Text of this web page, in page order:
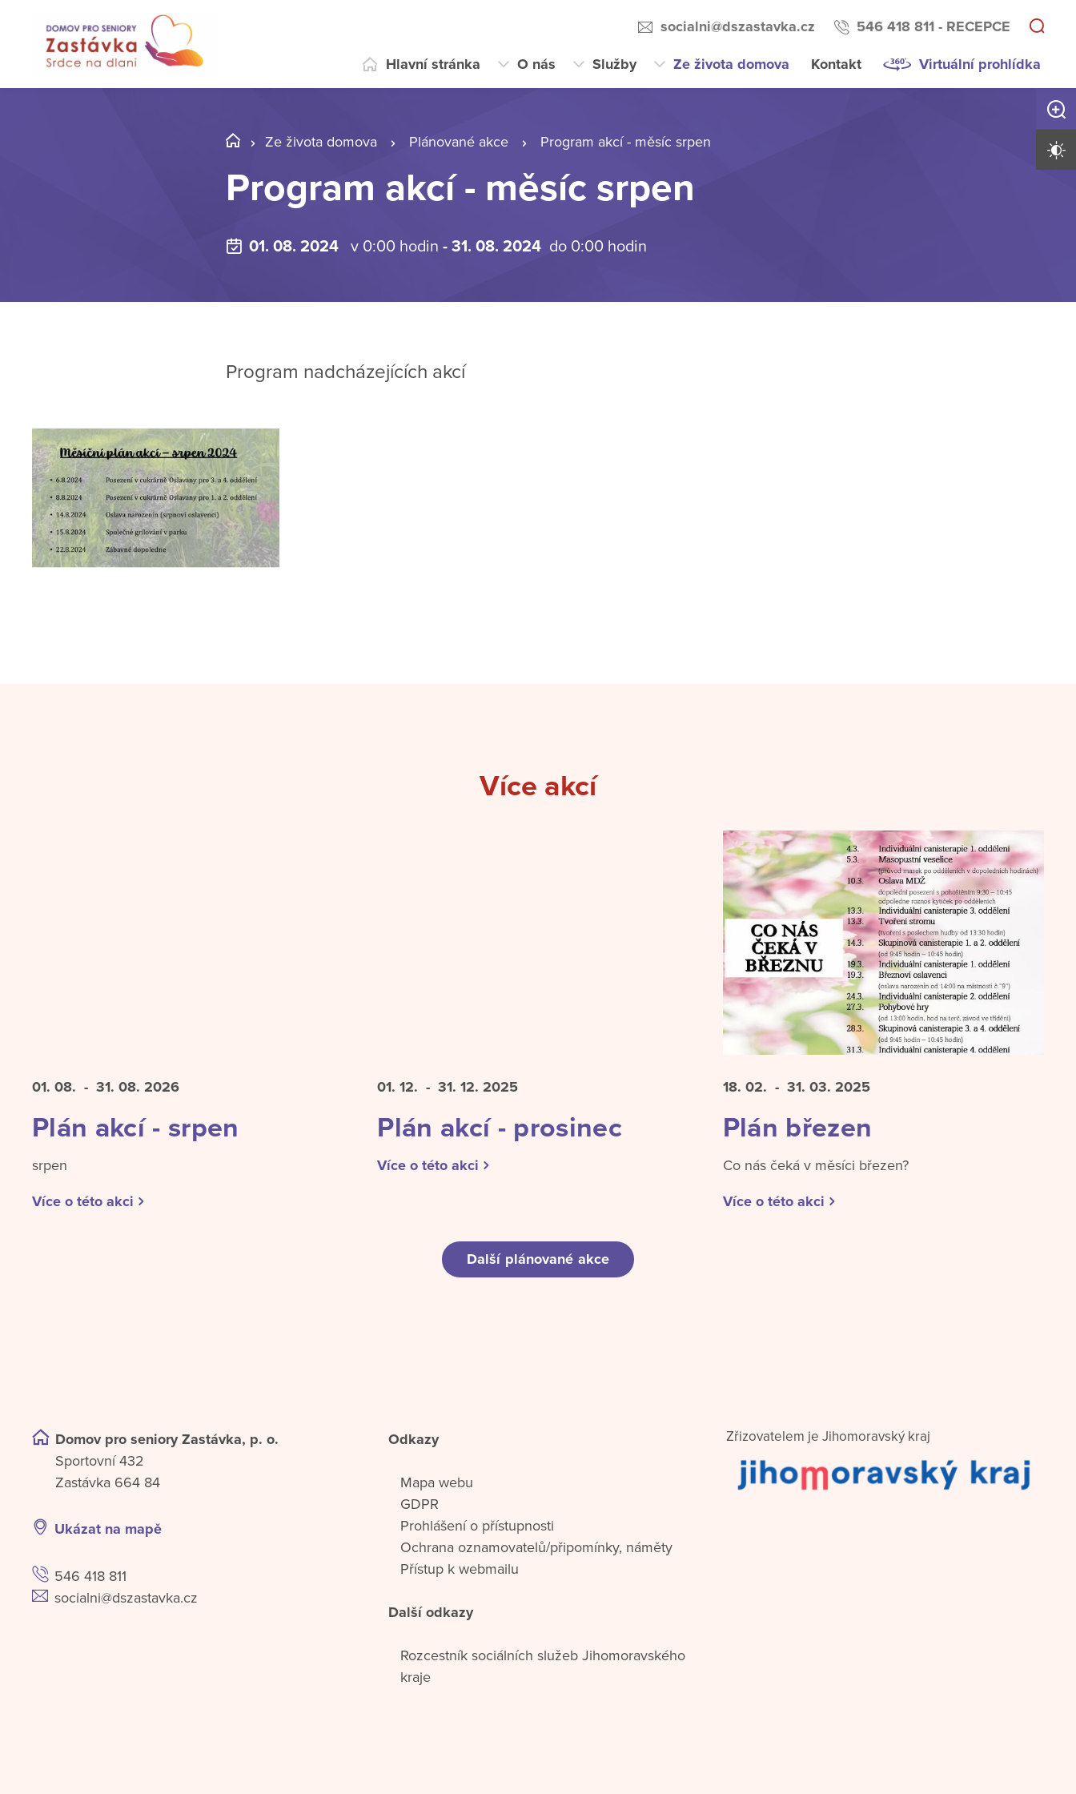
socialni@dszastavka.cz 546 418 811 - RECEPCE
Hlavní stránka O nás Služby Ze života domova Kontakt Virtuální prohlídka
Ze života domova Plánované akce Program akcí - měsíc srpen
Program akcí - měsíc srpen
01. 08. 2024 v 0:00 hodin - 31. 08. 2024 do 0:00 hodin
Program nadcházejících akcí
Více akcí
01. 08. - 31. 08. 2026
Plán akcí - srpen
srpen
Více o této akci
01. 12. - 31. 12.2025
Plán akcí - prosinec
Více o této akci
18. 02. - 31. 03. 2025
Plán březen
Co nás čeká v měsíci březen?
Více o této akci
Další plánované akce
Domov pro seniory Zastávka, p. o.
Sportovní 432
Zastávka 664 84
Ukázat na mapě
546 418 811
socialni@dszastavka.cz
Odkazy
Mapa webu
GDPR
Prohlášení o přístupnosti
Ochrana oznamovatelů/připomínky, náměty
Přístup k webmailu
Další odkazy
Rozcestník sociálních služeb Jihomoravského
kraje
Zřizovatelem je Jihomoravský kraj